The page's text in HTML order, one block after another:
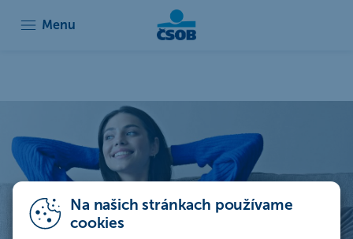
Na našich stránkach používame
cookies
Menu